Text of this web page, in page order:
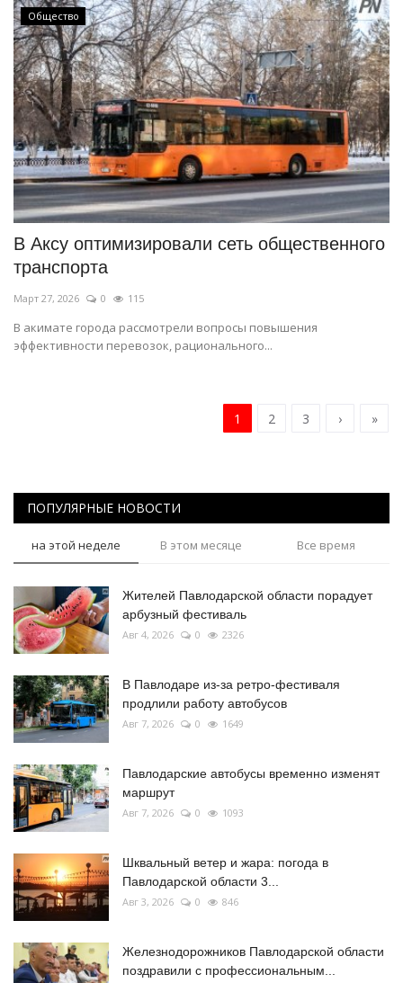
Общество
В Аксу оптимизировали сеть общественного
транспорта
Март 27, 2026 0 115
В акимате города рассмотрели вопросы повышения
эффективности перевозок, рационального...
1 2 3 › »
ПОПУЛЯРНЫЕ НОВОСТИ
на этой неделе В этом месяце Все время
Жителей Павлодарской области порадует
арбузный фестиваль
Авг 4, 2026 0 2326
В Павлодаре из-за ретро-фестиваля
продлили работу автобусов
Авг 7, 2026 0 1649
Павлодарские автобусы временно изменят
маршрут
Авг 7, 2026 0 1093
Шквальный ветер и жара: погода в
Павлодарской области 3...
Авг 3, 2026 0 846
Железнодорожников Павлодарской области
поздравили с профессиональным...